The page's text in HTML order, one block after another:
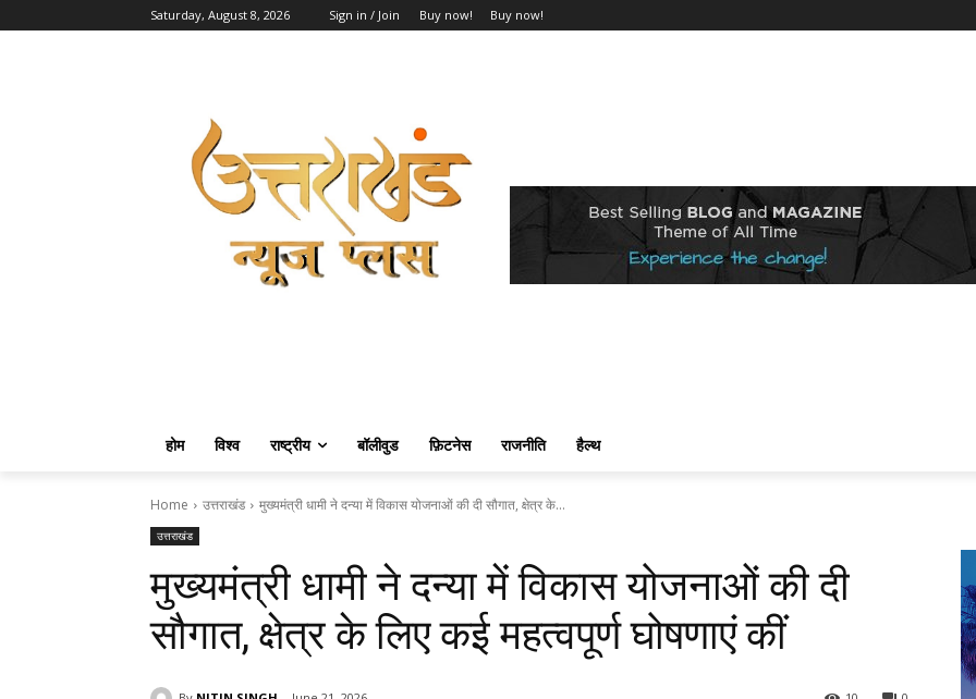
Saturday, August 8, 2026 Sign in / Join Buy now! Buy now!
होम विश्व राष्ट्रीय बॉलीवुड फ़िटनेस राजनीति हैल्थ
Home उत्तराखंड मुख्यमंत्री धामी ने दन्या में विकास योजनाओं की दी सौगात, क्षेत्र के...
उत्तराखंड
मुख्यमंत्री धामी ने दन्या में विकास योजनाओं की दी
सौगात, क्षेत्र के लिए कई महत्वपूर्ण घोषणाएं कीं